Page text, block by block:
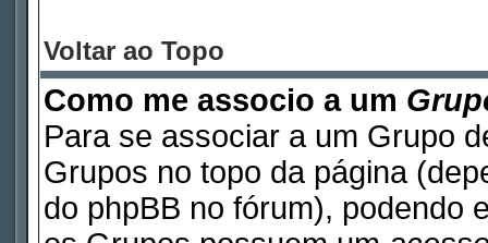
Voltar ao Topo
Como me associo a um
Para se associar a um Grupo
Grupos no topo da página
do phpBB no fórum), podendo